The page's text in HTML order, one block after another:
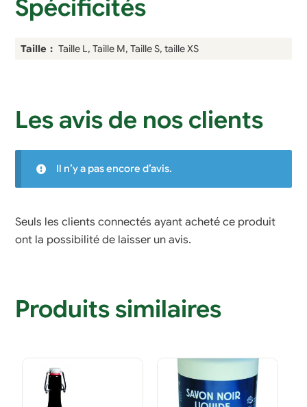
Spécificités
Taille Taille L, Taille M, Taille S, taille XS
Les avis de nos clients
Il n’y a pas encore d’avis.
Seuls les clients connectés ayant acheté ce produit
ont la possibilité de laisser un avis.
Produits similaires